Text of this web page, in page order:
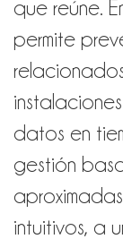
que reúne.
permite
datos en
gestión
intuitivos, a